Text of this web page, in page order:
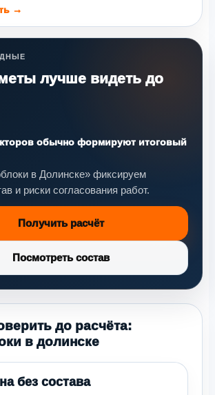
→
лучше видеть до
обычно формируют итоговый
в Долинске» фиксируем
и риски согласования работ.
Получить расчёт
Посмотреть состав
до расчёта:
в долинске
без состава